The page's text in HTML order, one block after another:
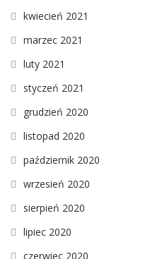
kwiecień 2021
marzec 2021
luty 2021
styczeń 2021
grudzień 2020
listopad 2020
październik 2020
wrzesień 2020
sierpień 2020
lipiec 2020
czerwiec 2020